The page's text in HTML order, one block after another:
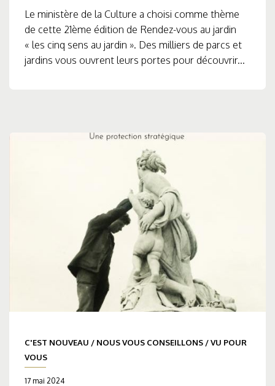
Le ministère de la Culture a choisi comme thème
de cette 21ème édition de Rendez-vous au jardin
« les cinq sens au jardin ». Des milliers de parcs et
jardins vous ouvrent leurs portes pour découvrir...
C'EST NOUVEAU / NOUS VOUS CONSEILLONS /VU POUR
VOUS
17 mai 2024